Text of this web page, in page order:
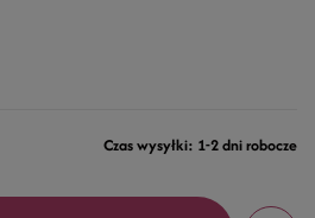
Czas wysyłki: 1-2 dni robocze